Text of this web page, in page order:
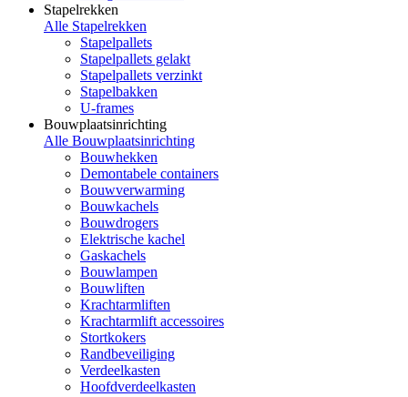
Stapelrekken
Alle Stapelrekken
Stapelpallets
Stapelpallets gelakt
Stapelpallets verzinkt
Stapelbakken
U-frames
Bouwplaatsinrichting
Alle Bouwplaatsinrichting
Bouwhekken
Demontabele containers
Bouwverwarming
Bouwkachels
Bouwdrogers
Elektrische kachel
Gaskachels
Bouwlampen
Bouwliften
Krachtarmliften
Krachtarmlift accessoires
Stortkokers
Randbeveiliging
Verdeelkasten
Hoofdverdeelkasten